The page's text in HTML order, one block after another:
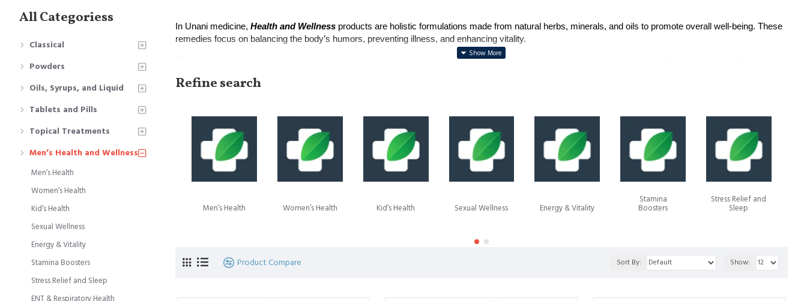
All Categoriess
Classical
Powders
Oils, Syrups, and Liquid
Tablets and Pills
Topical Treatments
Men’s Health and Wellness
Men’s Health
Women’s Health
Kid’s Health
Sexual Wellness
Energy & Vitality
Stamina Boosters
Stress Relief and Sleep
ENT & Respiratory Health
In Unani medicine, Health and Wellness products are holistic formulations made from natural herbs, minerals, and oils to promote overall well-being. These
remedies focus on balancing the body’s humors, preventing illness, and enhancing vitality.
They are designed for daily health support, energy enhancement, reproductive care, stress relief, and immune strengthening. Safe, natural, and effective,
Men’s Health
– vitality, stamina, and reproductive care
Women’s Health
– hormonal balance, menstrual health, and energy
Kid’s Health
– growth, immunity, and digestion
Sexual Wellness
– stamina, fertility, and vitality
Energy & Vitality
– strength, recovery, and performance
Stamina Boosters – endurance and physical energy
Elderly Care
– bone health, memory, and chronic condition support
Refine search
Men’s Health Women’s Health Kid’s Health Sexual Wellness Energy & Vitality
Stamina
Boosters
Stress Relief and
Sleep
Product Compare Sort By: Show: